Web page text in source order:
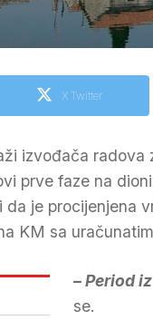
X Twitter
izvođača
prve faze na
da je procijenjena
KM sa
– Period
se.